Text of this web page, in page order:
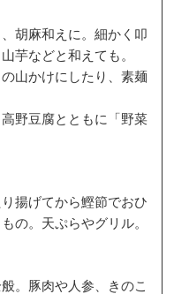
胡麻和えに。細かく叩
芋などと和えても。
山かけにしたり、素麺
野豆腐とともに「野菜
揚げてから鰹節でおひ
の。天ぷらやグリル。
。豚肉や人参、きのこ